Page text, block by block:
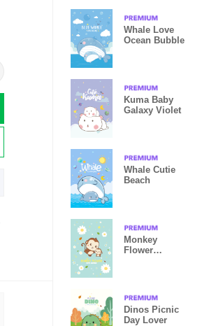
Whale Love
Ocean Bubble
Kuma Baby
Galaxy Violet
Whale Cutie
Beach
Monkey
Flower
Dinos Picnic
Day Lover